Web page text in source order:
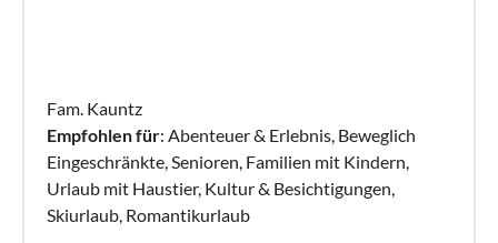
Fam. Kauntz
Empfohlen für: Abenteuer & Erlebnis, Beweglich
Eingeschränkte, Senioren, Familien mit Kindern,
Urlaub mit Haustier, Kultur & Besichtigungen,
Skiurlaub, Romantikurlaub